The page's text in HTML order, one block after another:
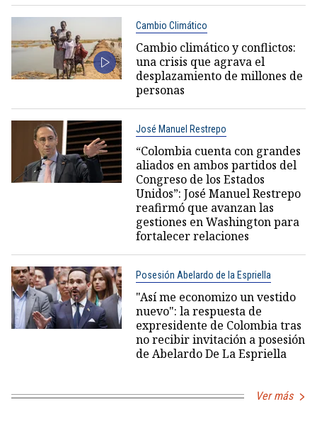
Cambio Climático
Cambio climático y conflictos:
una crisis que agrava el
desplazamiento de millones de
personas
José Manuel Restrepo
“Colombia cuenta con grandes
aliados en ambos partidos del
Congreso de los Estados
Unidos”: José Manuel Restrepo
reafirmó que avanzan las
gestiones en Washington para
fortalecer relaciones
Posesión Abelardo de la Espriella
"Así me economizo un vestido
nuevo": la respuesta de
expresidente de Colombia tras
no recibir invitación a posesión
de Abelardo De La Espriella
Ver más